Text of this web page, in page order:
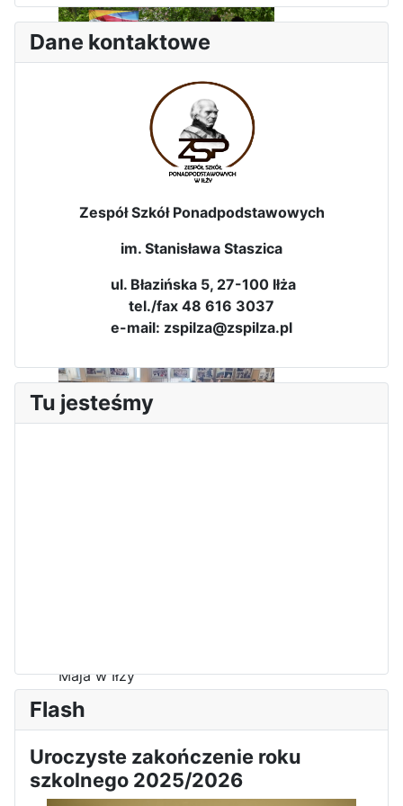
Dni Leśmianowskie 2026
I Olimpiada Klas Mundurowych
Maja w Iłży
Dane kontaktowe
Zespół Szkół Ponadpodstawowych
im. Stanisława Staszica
ul. Błazińska 5, 27-100 Iłża
tel./fax 48 616 3037
e-mail: zspilza@zspilza.pl
Tu jesteśmy
Flash
Uroczyste zakończenie roku
szkolnego 2025/2026